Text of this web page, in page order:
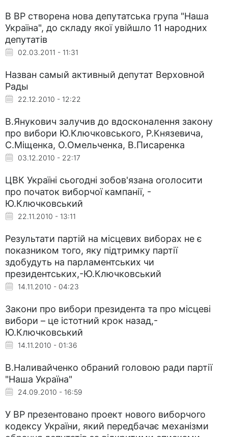
В ВР створена нова депутатська група "Наша
Україна", до складу якої увійшло 11 народних
депутатів
02.03.2011 - 11:31
Назван самый активный депутат Верховной
Рады
22.12.2010 - 12:22
В.Янукович залучив до вдосконалення закону
про вибори Ю.Ключковського, Р.Князевича,
С.Міщенка, О.Омельченка, В.Писаренка
03.12.2010 - 22:17
ЦВК Україні сьогодні зобов'язана оголосити
про початок виборчої кампанії, -
Ю.Ключковський
22.11.2010 - 13:11
Результати партій на місцевих виборах не є
показником того, яку підтримку партії
здобудуть на парламентських чи
президентських,-Ю.Ключковський
14.11.2010 - 04:23
Закони про вибори президента та про місцеві
вибори – це істотний крок назад,-
Ю.Ключковський
14.11.2010 - 01:36
В.Наливайченко обраний головою ради партії
"Наша Україна"
24.09.2010 - 16:59
У ВР презентовано проект нового виборчого
кодексу України, який передбачає механізми